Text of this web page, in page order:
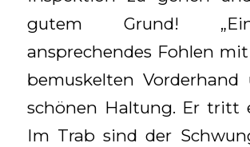
gutem Grund!
ansprechendes Fohlen
bemuskelten Vorderhand
schönen Haltung. Er tritt
Im Trab sind der